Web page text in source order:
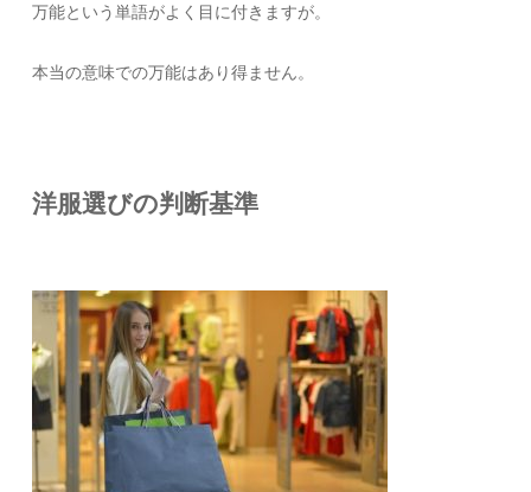
万能という単語がよく目に付きますが。
本当の意味での万能はあり得ません。
洋服選びの判断基準